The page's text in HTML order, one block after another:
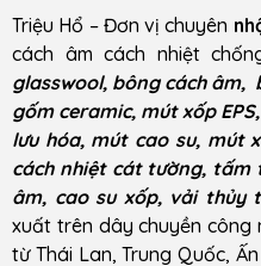
Triệu Hổ – Đơn vị chuyên
cách âm cách nhiệt
glasswool, bông cách âm,
gốm ceramic, mút xốp
lưu hóa, mút cao su, mút
cách nhiệt cát tường, tấm
âm, cao su xốp, vải thủy
xuất trên dây chuyền công
từ Thái Lan, Trung Quốc,